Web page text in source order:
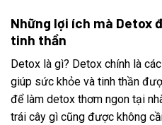
Những lợi ích mà Detox
tinh thần
Detox là gì? Detox chính là
giúp sức khỏe và tinh thần
để làm detox thơm ngon tại
trái cây gì cũng được không